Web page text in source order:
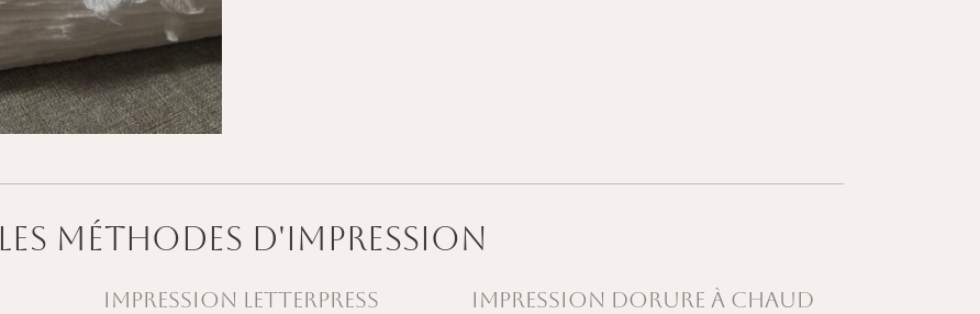
LES MÉTHODES D'IMPRESSION
IMPRESSION LETTERPRESS IMPRESSION dorure à chaud